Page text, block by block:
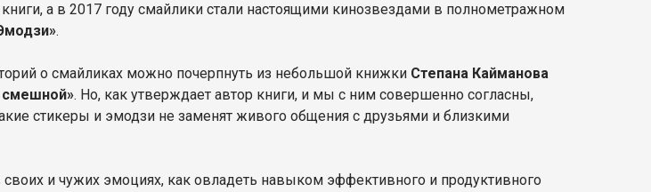
а в 2017 году смайлики стали настоящими кинозвездами в полнометражном
.
о смайликах можно почерпнуть из небольшой книжки Степана Кайманова
смешной». Но, как утверждает автор книги, и мы с ним совершенно согласны,
стикеры и эмодзи не заменят живого общения с друзьями и близкими
своих и чужих эмоциях, как овладеть навыком эффективного и продуктивного